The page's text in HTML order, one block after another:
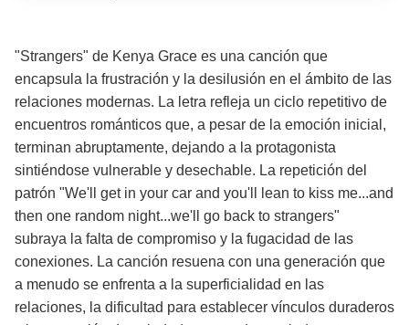
"Strangers" de Kenya Grace es una canción que
encapsula la frustración y la desilusión en el ámbito de las
relaciones modernas. La letra refleja un ciclo repetitivo de
encuentros románticos que, a pesar de la emoción inicial,
terminan abruptamente, dejando a la protagonista
sintiéndose vulnerable y desechable. La repetición del
patrón "We'll get in your car and you'll lean to kiss me...and
then one random night...we'll go back to strangers"
subraya la falta de compromiso y la fugacidad de las
conexiones. La canción resuena con una generación que
a menudo se enfrenta a la superficialidad en las
relaciones, la dificultad para establecer vínculos duraderos